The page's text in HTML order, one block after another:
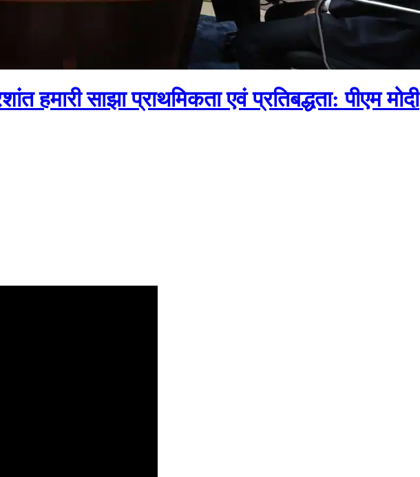
हमारी साझा प्राथमिकता एवं प्रतिबद्धता: पीएम मोदी